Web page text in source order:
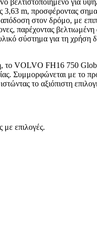
βελτιστοποιημένο για
m, προσφέροντας
στον δρόμο, με
παρέχοντας
σύστημα για τη
το VOLVO FH16 750
Συμμορφώνεται με
το αξιόπιστη
με επιλογές.